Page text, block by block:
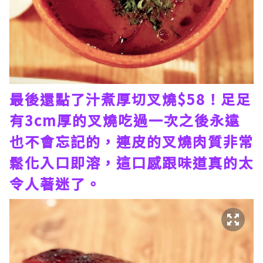
最後還點了汁煮厚切叉燒$58！足足
有3cm厚的叉燒吃過一次之後永遠
也不會忘記的，連皮的叉燒肉質非常
鬆化入口即溶，這口感跟味道真的太
令人著迷了。